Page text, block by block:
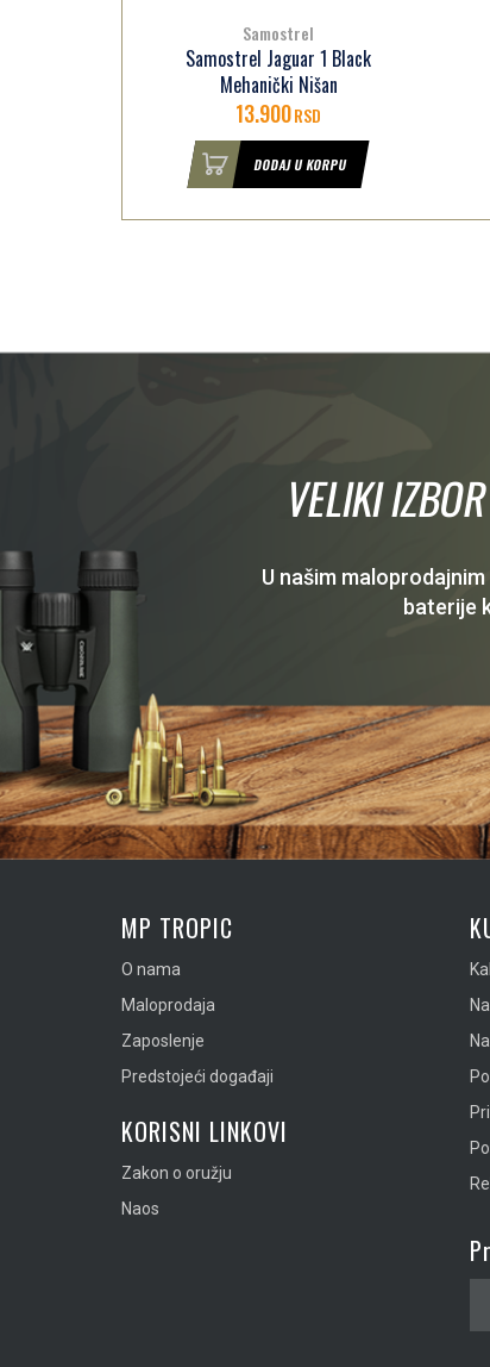
Samostrel
Samostrel Jaguar 1 Spring Camo
22.900RSD
DODAJ U KORPU
VELIKI
U našim
baterije
MP TROPIC
O nama
Maloprodaja
Zaposlenje
Predstojeći događaji
KORISNI LINKOVI
Zakon o oružju
Naos